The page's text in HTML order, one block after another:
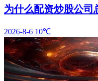
为什么配资炒股公司
2026-8-6 10℃